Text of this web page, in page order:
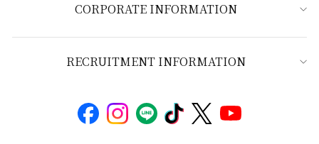
CORPORATE INFORMATION
RECRUITMENT INFORMATION